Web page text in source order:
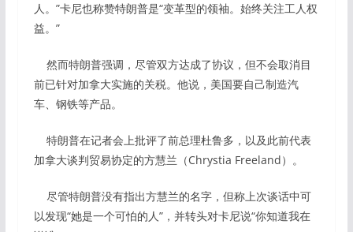
人。”卡尼也称赞特朗普是“变革型的领袖。始终关注工人权
益。”
然而特朗普强调，尽管双方达成了协议，但不会取消目
前已针对加拿大实施的关税。他说，美国要自己制造汽
车、钢铁等产品。
特朗普在记者会上批评了前总理杜鲁多，以及此前代表
加拿大谈判贸易协定的方慧兰（Chrystia Freeland）。
尽管特朗普没有指出方慧兰的名字，但称上次谈话中可
以发现“她是一个可怕的人”，并转头对卡尼说“你知道我在